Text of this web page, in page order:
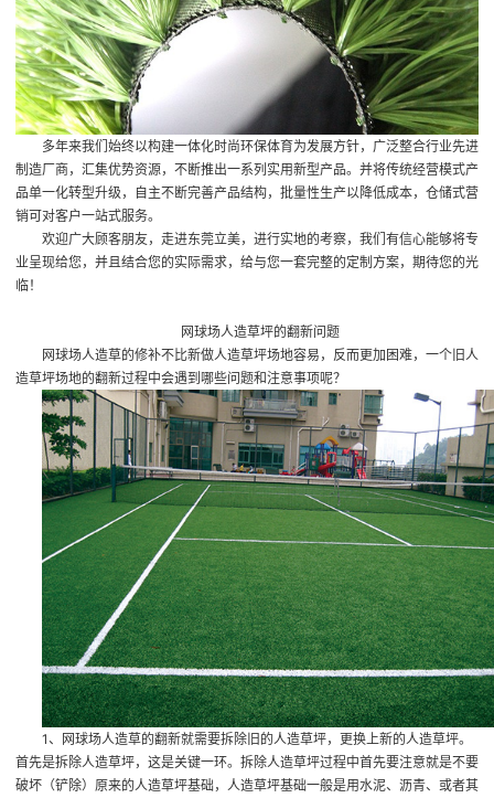
多年来我们始终以构建一体化时尚环保体育为发展方针，广泛整合行业先进
制造厂商，汇集优势资源，不断推出一系列实用新型产品。并将传统经营模式产
品单一化转型升级，自主不断完善产品结构，批量性生产以降低成本，仓储式营
销可对客户一站式服务。
欢迎广大顾客朋友，走进东莞立美，进行实地的考察，我们有信心能够将专
业呈现给您，并且结合您的实际需求，给与您一套完整的定制方案，期待您的光
临！
网球场人造草坪的翻新问题
网球场人造草的修补不比新做人造草坪场地容易，反而更加困难，一个旧人
造草坪场地的翻新过程中会遇到哪些问题和注意事项呢？
1、网球场人造草的翻新就需要拆除旧的人造草坪，更换上新的人造草坪。
首先是拆除人造草坪，这是关键一环。拆除人造草坪过程中首先要注意就是不要
破坏（铲除）原来的人造草坪基础，人造草坪基础一般是用水泥、沥青、或者其